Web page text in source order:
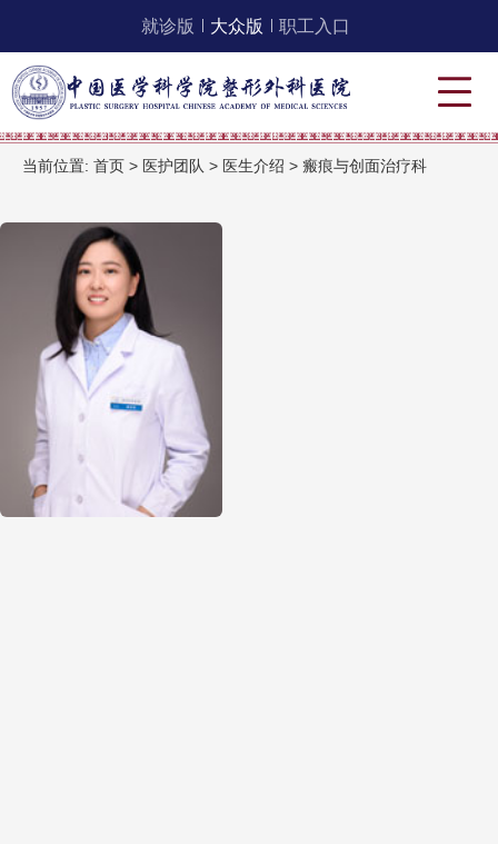
就诊版 大众版 职工入口
当前位置: 首页 > 医护团队 > 医生介绍 > 瘢痕与创面治疗科